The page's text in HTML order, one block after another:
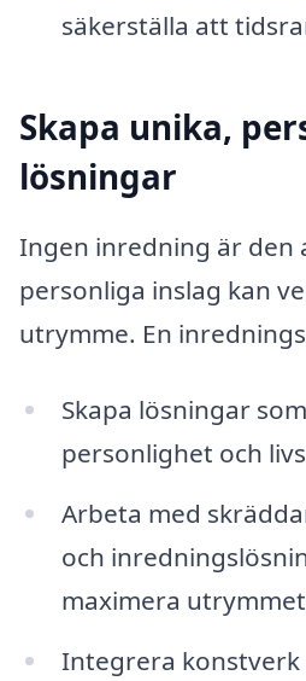
säkerställa att
Skapa unika,
lösningar
Ingen inredning är den
personliga inslag kan
utrymme. En
Skapa lösningar
personlighet och
Arbeta med
och
maximera
Integrera